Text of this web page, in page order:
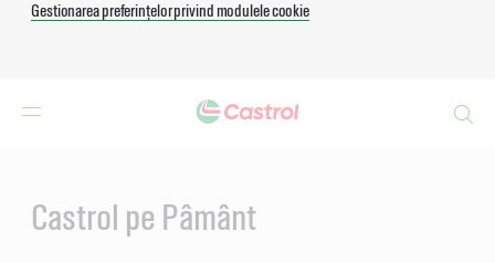
Gestionarea preferințelor privind modulele cookie
Castrol pe Pâmânt